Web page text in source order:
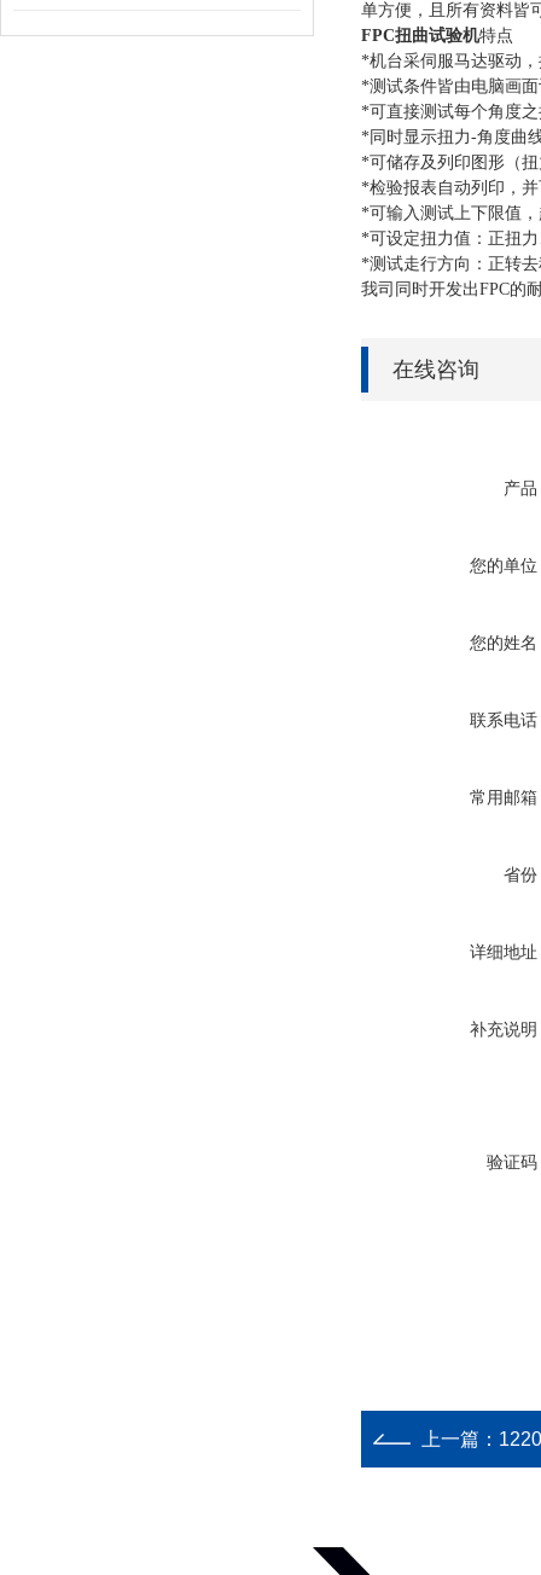
单方便，且所有资料皆
FPC扭曲试验机特点
*机台采伺服马达驱动
*测试条件皆由电脑画
*可直接测试每个角度
*同时显示扭力-角度曲
*可储存及列印图形（
*检验报表自动列印，
*可输入测试上下限值
*可设定扭力值：正扭
*测试走行方向：正转
我司同时开发出FPC的
在线咨询
产品
您的单位
您的姓名
联系电话
常用邮箱
省份
详细地址
补充说明
验证码
上一篇：